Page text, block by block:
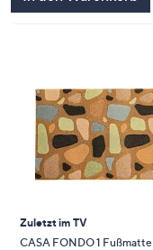
Zuletzt im TV
CASA FONDO 1 Fußmatte